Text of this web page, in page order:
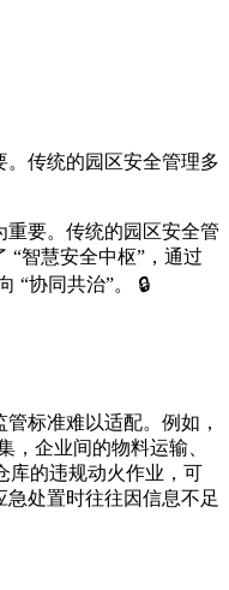
传统的园区安全管理多
要。传统的园区安全管
“智慧安全中枢”，通过
“协同共治”。 🔒
标准难以适配。例如，
企业间的物料运输、
库的违规动火作业，可
处置时往往因信息不足